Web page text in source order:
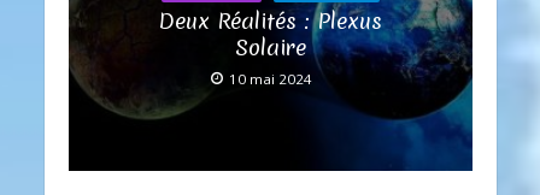
Deux Réalités : Plexus
Solaire
10 mai 2024